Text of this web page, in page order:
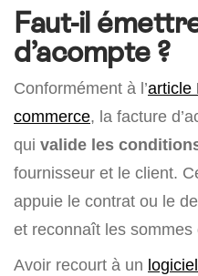
Faut-il
d’acompte ?
Conformément à l’article
commerce, la facture
qui valide les
fournisseur et le client.
appuie le contrat ou le
et reconnaît les sommes
Avoir recourt à un